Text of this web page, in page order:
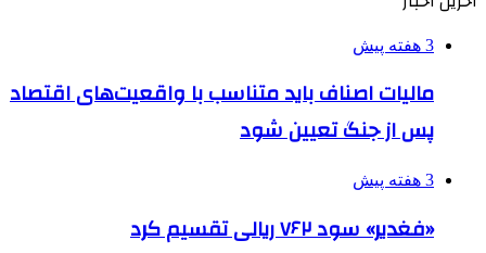
3 هفته پیش
مالیات اصناف باید متناسب با واقعیت‌های اقتصاد
پس از جنگ تعیین شود
3 هفته پیش
«فغدیر» سود ۷۶۲ ریالی تقسیم کرد